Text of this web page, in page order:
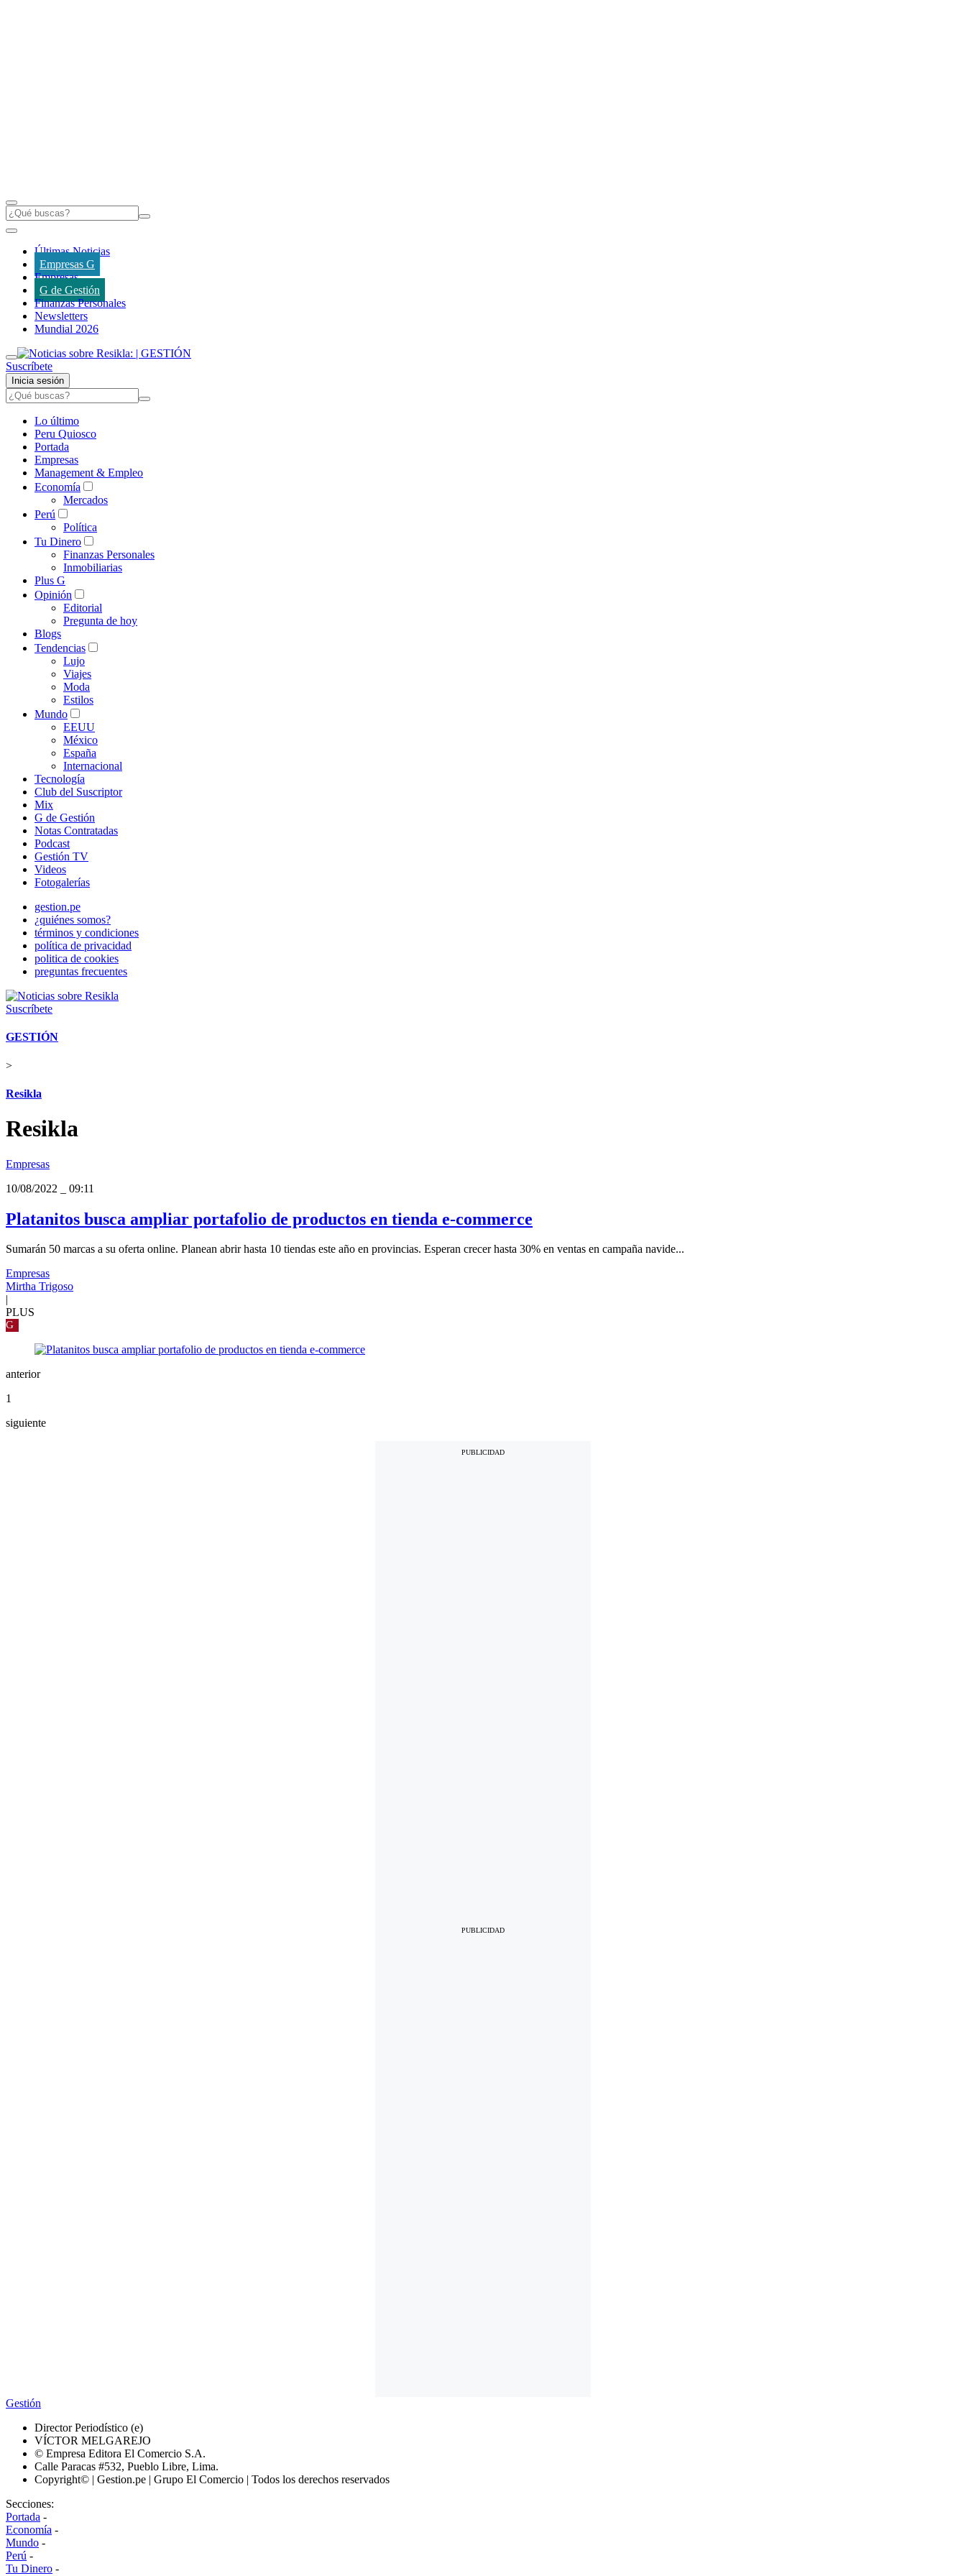
Últimas Noticias
Empresas G
Empresas
G de Gestión
Finanzas Personales
Newsletters
Mundial 2026
Suscríbete
Inicia sesión
Lo último
Peru Quiosco
Portada
Empresas
Management & Empleo
Economía
Mercados
Perú
Política
Tu Dinero
Finanzas Personales
Inmobiliarias
Plus G
Opinión
Editorial
Pregunta de hoy
Blogs
Tendencias
Lujo
Viajes
Moda
Estilos
Mundo
EEUU
México
España
Internacional
Tecnología
Club del Suscriptor
Mix
G de Gestión
Notas Contratadas
Podcast
Gestión TV
Videos
Fotogalerías
gestion.pe
¿quiénes somos?
términos y condiciones
política de privacidad
politica de cookies
preguntas frecuentes
Suscríbete
GESTIÓN
>
Resikla
Resikla
Empresas
10/08/2022
09:11
Platanitos busca ampliar portafolio de productos en tienda e-commerce
Sumarán 50 marcas a su oferta online. Planean abrir hasta 10 tiendas este año en provincias. Esperan crecer hasta 30% en ventas en campaña navide...
Empresas
Mirtha Trigoso
PLUS
G
anterior
1
siguiente
Gestión
Director Periodístico (e)
VÍCTOR MELGAREJO
© Empresa Editora El Comercio S.A.
Calle Paracas #532, Pueblo Libre, Lima.
Copyright© | Gestion.pe | Grupo El Comercio | Todos los derechos reservados
Secciones:
Portada -
Economía -
Mundo -
Perú -
Tu Dinero -